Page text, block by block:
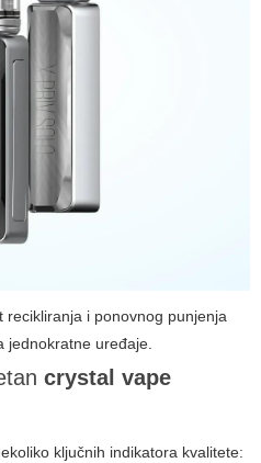
recikliranja i ponovnog punjenja
jednokratne uređaje.
crystal vape
ključnih indikatora kvalitete: